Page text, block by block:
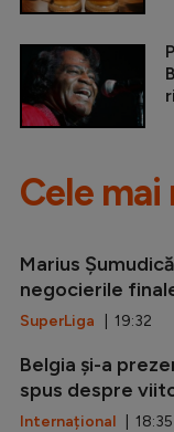
Cele
Marius
negocierile
SuperLiga | 19:32
Belgia și-a
spus despre
Internațional | 18:35